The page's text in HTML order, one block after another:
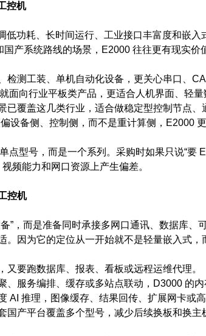
控机
低功耗、长时间运行、工业接口丰富度和嵌
产系统路线的场景，E2000 往往更有现实价
检测工装、单机自动化设备，更关心串口、
面向行业平板类产品，更适合人机界面、轻量
已覆盖这几类行业，适合做稳定型控制节点、
偏设备侧、控制侧，而不是重计算侧，E2000
点型号，而是一个系列。采购时如果只说“要
频能力和网口资源上产生偏差。
控机
”，而是准备同时承接多网口通讯、数据库
。因为它的定位从一开始就不是轻量嵌入式，
又要跑数据库、报表、看板或远程运维代理。
、服务编排、缓存或多站点联动，D3000 的内
AI 推理，图像缓存、结果回传、扩展网卡或
国产平台覆盖多个型号，减少后续换板和换主